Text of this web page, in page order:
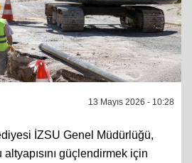
13 Mayıs 2026 - 10:28
İZSU Genel Müdürlüğü,
altyapısını güçlendirmek için